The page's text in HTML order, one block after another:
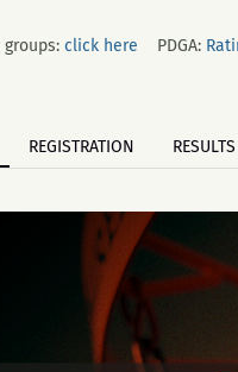
groups: click here PDGA:
REGISTRATION RESULTS